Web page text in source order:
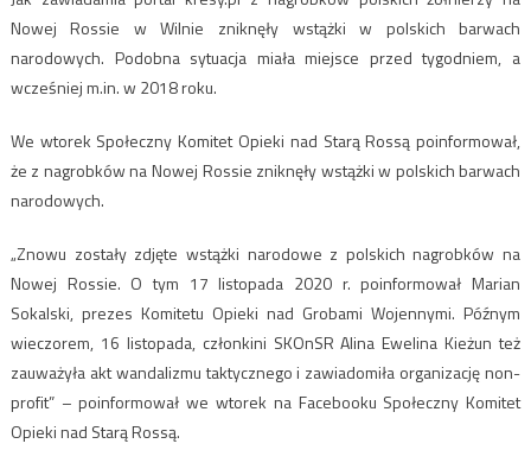
Nowej Rossie w Wilnie zniknęły wstążkiw polskich barwach
narodowych. Podobna sytuacja miała miejsce przed tygodniem, a
wcześniej m.in. w 2018 roku.
We wtorek Społeczny Komitet Opieki nad Starą Rossąpoinformował,
że z nagrobków na Nowej Rossie zniknęły wstążkiw polskich barwach
narodowych.
„Znowu zostały zdjęte wstążki narodowe z polskich nagrobków na
Nowej Rossie. O tym 17 listopada 2020 r. poinformował Marian
Sokalski, prezes Komitetu Opieki nad Grobami Wojennymi. Późnym
wieczorem, 16 listopada, członkini SKOnSR Alina Ewelina Kieżun też
zauważyła akt wandalizmu taktycznego i zawiadomiła organizację non-
profit” – poinformował we wtorek na Facebooku Społeczny Komitet
Opieki nad Starą Rossą.